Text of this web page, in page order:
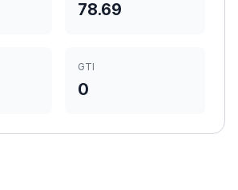
78.69
GTI
0